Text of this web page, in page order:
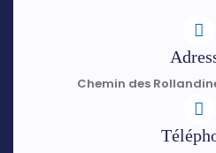
Chemin des